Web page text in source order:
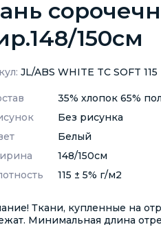
150см
JL/ABS WHITE TC SOFT 115
35% хлопок 65%
Без рисунка
Белый
148/150см
115 ± 5% г/м2
Ткани, купленные на
Минимальная длина